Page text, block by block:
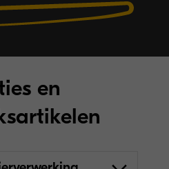
en